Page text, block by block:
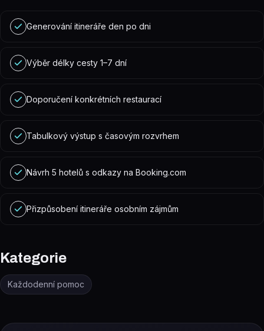
Generování itineráře den po dni
Výběr délky cesty 1–7 dní
Doporučení konkrétních restaurací
Tabulkový výstup s časovým rozvrhem
Návrh 5 hotelů s odkazy na Booking.com
Přizpůsobení itineráře osobním zájmům
Kategorie
Každodenní pomoc